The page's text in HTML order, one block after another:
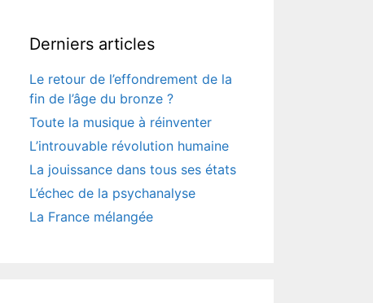
Derniers articles
Le retour de l’effondrement de la
fin de l’âge du bronze ?
Toute la musique à réinventer
L’introuvable révolution humaine
La jouissance dans tous ses états
L’échec de la psychanalyse
La France mélangée